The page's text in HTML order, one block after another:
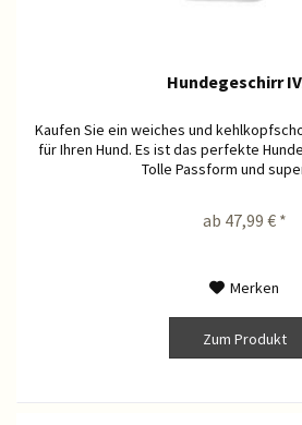
Hundegeschirr
Kaufen Sie ein weiches und
für Ihren Hund. Es ist das perfekte
Tolle Passform und
ab 47,99 € *
Merken
Zum Produkt